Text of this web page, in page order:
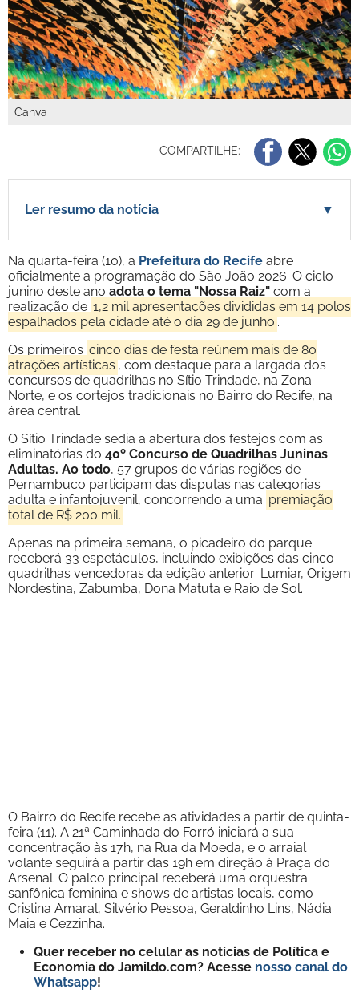
Canva
COMPARTILHE:
Ler resumo da notícia ▼
Na quarta-feira (10), a Prefeitura do Recife abre
oficialmente a programação do São João 2026. O ciclo
junino deste ano adota o tema "Nossa Raiz" com a
realização de 1,2 mil apresentações divididas em 14 polos
espalhados pela cidade até o dia 29 de junho .
Os primeiros cinco dias de festa reúnem mais de 80
atrações artísticas , com destaque para a largada dos
concursos de quadrilhas no Sítio Trindade, na Zona
Norte, e os cortejos tradicionais no Bairro do Recife, na
área central.
O Sítio Trindade sedia a abertura dos festejos com as
eliminatórias do 40º Concurso de Quadrilhas Juninas
Adultas. Ao todo, 57 grupos de várias regiões de
Pernambuco participam das disputas nas categorias
adulta e infantojuvenil, concorrendo a uma premiação
total de R$ 200 mil.
Apenas na primeira semana, o picadeiro do parque
receberá 33 espetáculos, incluindo exibições das cinco
quadrilhas vencedoras da edição anterior: Lumiar, Origem
Nordestina, Zabumba, Dona Matuta e Raio de Sol.
O Bairro do Recife recebe as atividades a partir de quinta-
feira (11). A 21ª Caminhada do Forró iniciará a sua
concentração às 17h, na Rua da Moeda, e o arraial
volante seguirá a partir das 19h em direção à Praça do
Arsenal. O palco principal receberá uma orquestra
sanfônica feminina e shows de artistas locais, como
Cristina Amaral, Silvério Pessoa, Geraldinho Lins, Nádia
Maia e Cezzinha.
Quer receber no celular as notícias de Política e
Economia do Jamildo.com? Acesse nosso canal do
Whatsapp!